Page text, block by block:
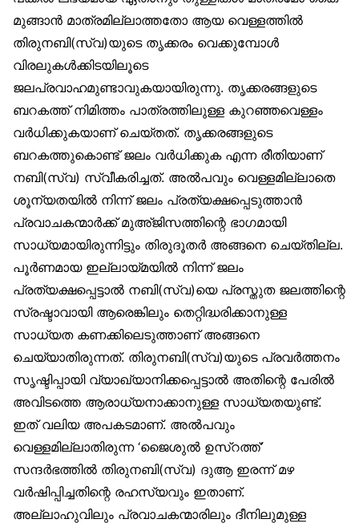
മുങ്ങാൻ മാത്രമില്ലാത്തതോ ആയ വെള്ളത്തിൽ
തിരുനബി(സ്വ)യുടെ തൃക്കരം വെക്കുമ്പോൾ
വിരലുകൾക്കിടയിലൂടെ
ജലപ്രവാഹമുണ്ടാവുകയായിരുന്നു. തൃക്കരങ്ങളുടെ
ബറകത്ത് നിമിത്തം പാത്രത്തിലുള്ള കുറഞ്ഞവെള്ളം
വർധിക്കുകയാണ് ചെയ്തത്. തൃക്കരങ്ങളുടെ
ബറകത്തുകൊണ്ട് ജലം വർധിക്കുക എന്ന രീതിയാണ്
നബി(സ്വ) സ്വീകരിച്ചത്. അൽപവും വെള്ളമില്ലാതെ
ശൂന്യതയിൽ നിന്ന് ജലം പ്രത്യക്ഷപ്പെടുത്താൻ
പ്രവാചകന്മാർക്ക് മുഅ്ജിസത്തിന്റെ ഭാഗമായി
സാധ്യമായിരുന്നിട്ടും തിരുദൂതർ അങ്ങനെ ചെയ്തില്ല.
പൂർണമായ ഇല്ലായ്മയിൽ നിന്ന് ജലം
പ്രത്യക്ഷപ്പെട്ടാൽ നബി(സ്വ)യെ പ്രസ്തുത ജലത്തിന്റെ
സ്രഷ്ടാവായി ആരെങ്കിലും തെറ്റിദ്ധരിക്കാനുള്ള
സാധ്യത കണക്കിലെടുത്താണ് അങ്ങനെ
ചെയ്യാതിരുന്നത്. തിരുനബി(സ്വ)യുടെ പ്രവർത്തനം
സൃഷ്ടിപ്പായി വ്യാഖ്യാനിക്കപ്പെട്ടാൽ അതിന്റെ പേരിൽ
അവിടത്തെ ആരാധ്യനാക്കാനുള്ള സാധ്യതയുണ്ട്.
ഇത് വലിയ അപകടമാണ്. അൽപവും
വെള്ളമില്ലാതിരുന്ന ‘ജൈശുൽ ഉസ്‌റത്ത്’
സന്ദർഭത്തിൽ തിരുനബി(സ്വ) ദുആ ഇരന്ന് മഴ
വർഷിപ്പിച്ചതിന്റെ രഹസ്യവും ഇതാണ്.
അല്ലാഹുവിലും പ്രവാചകന്മാരിലും ദീനിലുമുള്ള